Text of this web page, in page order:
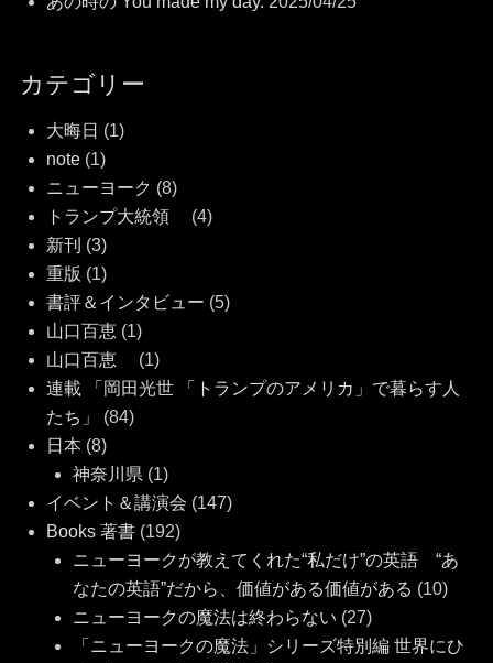
カテゴリー
大晦日 (1)
note(1)
ニューヨーク (8)
トランプ大統領
(4)
新刊 (3)
重版 (1)
書評＆インタビュー (5)
山口百恵(1)
山口百恵
(1)
連載 「岡田光世 「トランプのアメリカ」で暮らす人
たち」
(84)
日本 (8)
神奈川県 (1)
イベント＆講演会 (147)
Books 著書(192)
ニューヨークが教えてくれた“私だけ”の英語 “あ
なたの英語”だから、価値がある価値がある (10)
ニューヨークの魔法は終わらない (27)
「ニューヨークの魔法」シリーズ特別編 世界にひ